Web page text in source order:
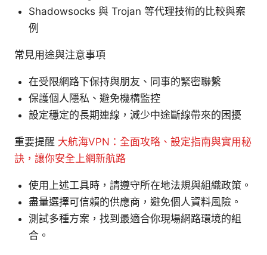
Shadowsocks 與 Trojan 等代理技術的比較與案
例
常見用途與注意事項
在受限網路下保持與朋友、同事的緊密聯繫
保護個人隱私、避免機構監控
設定穩定的長期連線，減少中途斷線帶來的困擾
重要提醒 大航海VPN：全面攻略、設定指南與實用秘
訣，讓你安全上網新航路
使用上述工具時，請遵守所在地法規與組織政策。
盡量選擇可信賴的供應商，避免個人資料風險。
測試多種方案，找到最適合你現場網路環境的組
合。